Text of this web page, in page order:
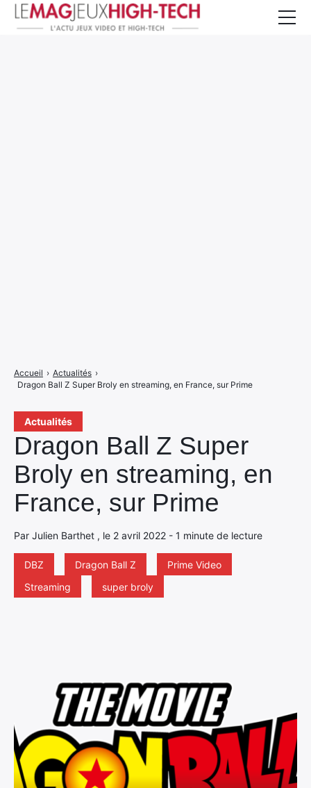
Actualités
Dragon Ball Z Super
Broly en streaming, en
France, sur Prime
Par Julien Barthet , le 2 avril 2022 - 1 minute de lecture
DBZ Dragon Ball Z
Prime Video
Streaming
super broly
Accueil › Actualités ›
Dragon Ball Z Super Broly en streaming, en France, sur Prime